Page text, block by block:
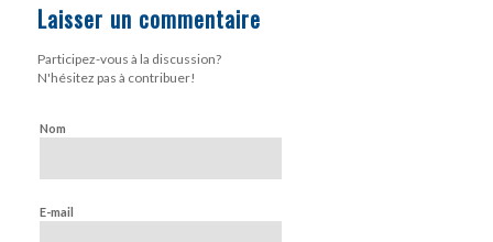
Laisser un commentaire
Participez-vous à la discussion?
N'hésitez pas à contribuer!
Nom
E-mail